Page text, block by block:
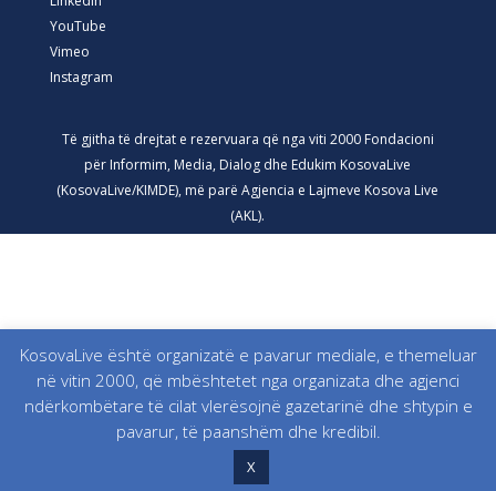
YouTube
Vimeo
Instagram
Të gjitha të drejtat e rezervuara që nga viti 2000 Fondacioni
për Informim, Media, Dialog dhe Edukim KosovaLive
(KosovaLive/KIMDE), më parë Agjencia e Lajmeve Kosova Live
(AKL).
KosovaLive është organizatë e pavarur mediale, e themeluar
në vitin 2000, që mbështetet nga organizata dhe agjenci
ndërkombëtare të cilat vlerësojnë gazetarinë dhe shtypin e
pavarur, të paanshëm dhe kredibil.
X